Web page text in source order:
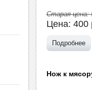
Старая цена:
Цена: 400
Подробнее
Нож к